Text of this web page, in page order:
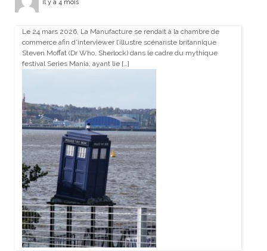
il y a 4 mois
Le 24 mars 2026, La Manufacture se rendait à la chambre de
commerce afin d’interviewer l’illustre scénariste britannique
Steven Moffat (Dr Who, Sherlock) dans le cadre du mythique
festival Series Mania, ayant lie […]